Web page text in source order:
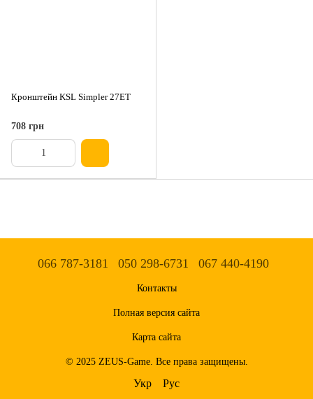
Кронштейн KSL Simpler 27ET
708 грн
066 787-3181 050 298-6731 067 440-4190
Контакты
Полная версия сайта
Карта сайта
© 2025 ZEUS-Game. Все права защищены.
Укр Рус